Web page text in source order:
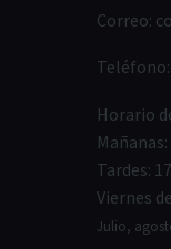
Correo:
Teléfono:
Horario
Tardes:
Viernes
Julio,